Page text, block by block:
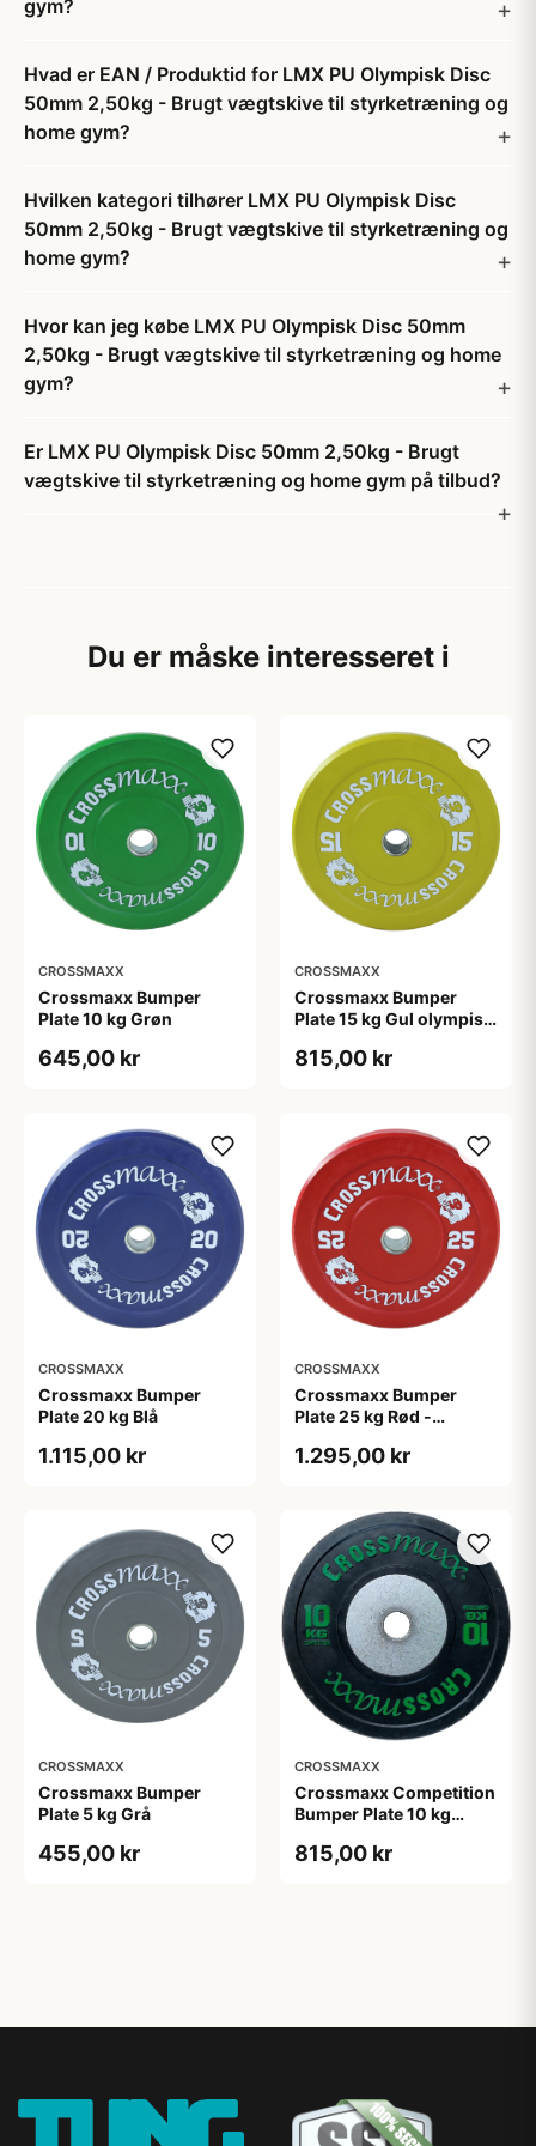
gym?
Hvad er EAN / Produktid for LMX PU Olympisk Disc
50mm 2,50kg - Brugt vægtskive til styrketræning og
home gym?
Hvilken kategori tilhører LMX PU Olympisk Disc
50mm 2,50kg - Brugt vægtskive til styrketræning og
home gym?
Hvor kan jeg købe LMX PU Olympisk Disc 50mm
2,50kg - Brugt vægtskive til styrketræning og home
gym?
Er LMX PU Olympisk Disc 50mm 2,50kg - Brugt
vægtskive til styrketræning og home gym på tilbud?
Du er måske interesseret i
CROSSMAXX
Crossmaxx Bumper
Plate 10 kg Grøn
645,00 kr
CROSSMAXX
Crossmaxx Bumper
Plate 15 kg Gul olympisk
815,00 kr
CROSSMAXX
Crossmaxx Bumper
Plate 20 kg Blå
1.115,00 kr
CROSSMAXX
Crossmaxx Bumper
Plate 25 kg Rød -
cm, 50 mm hul
1.295,00 kr
CROSSMAXX
Crossmaxx Bumper
Plate 5 kg Grå
455,00 kr
CROSSMAXX
Crossmaxx Competition
Bumper Plate 10 kg
815,00 kr